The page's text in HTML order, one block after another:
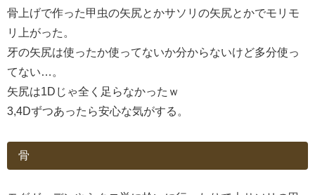
骨上げで作った甲虫の矢尻とかサソリの矢尻とかでモリモ
リ上がった。
牙の矢尻は使ったか使ってないか分からないけど多分使っ
てない…。
矢尻は1Dじゃ全く足らなかったｗ
3,4Dずつあったら安心な気がする。
骨